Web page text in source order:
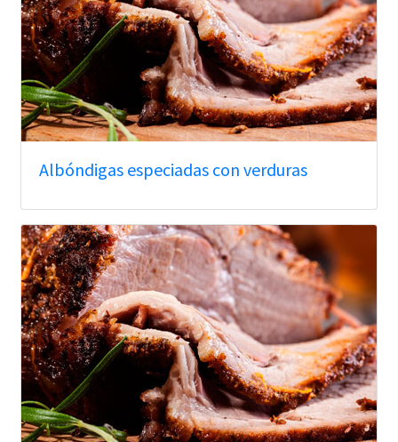
Albóndigas especiadas con verduras